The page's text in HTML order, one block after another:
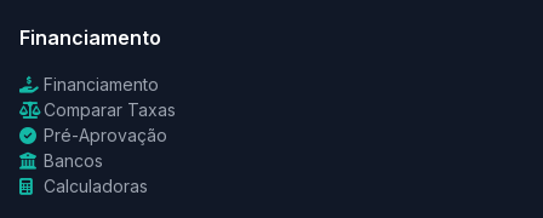
Financiamento
Financiamento
Comparar Taxas
Pré-Aprovação
Bancos
Calculadoras